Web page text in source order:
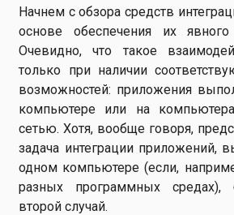
Начнем с обзора средств
основе обеспечения их явного
Очевидно, что такое
только при наличии
возможностей: приложения
компьютере или на
сетью. Хотя, вообще говоря,
задача интеграции приложений,
одном компьютере (если,
разных программных средах),
второй случай.